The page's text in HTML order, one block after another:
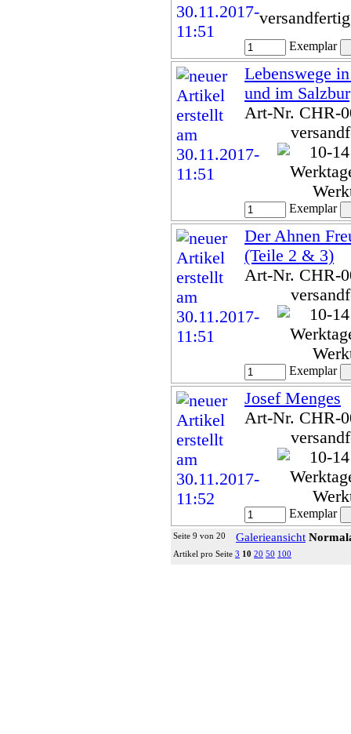
Exemplar
Lebenswege
und im
Art-Nr. CHR-
Exemplar
Der Ahnen
(Teile 2 & 3)
Art-Nr. CHR-
Exemplar
Josef Menges
Art-Nr. CHR-
Exemplar
Seite 9 von 20 Galerieansicht
Artikel pro Seite 3 10 20 50 100